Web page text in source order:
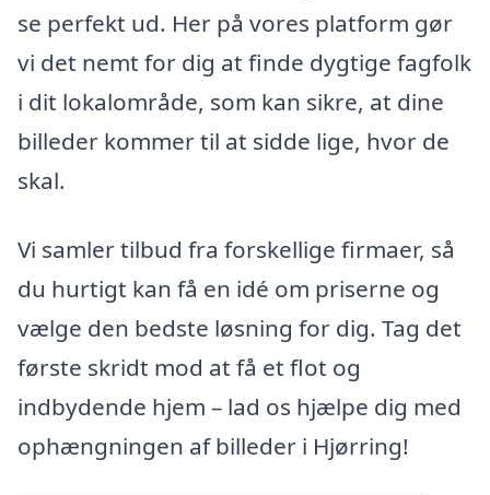
se perfekt ud. Her på vores platform gør
vi det nemt for dig at finde dygtige fagfolk
i dit lokalområde, som kan sikre, at dine
billeder kommer til at sidde lige, hvor de
skal.
Vi samler tilbud fra forskellige firmaer, så
du hurtigt kan få en idé om priserne og
vælge den bedste løsning for dig. Tag det
første skridt mod at få et flot og
indbydende hjem – lad os hjælpe dig med
ophængningen af billeder i Hjørring!